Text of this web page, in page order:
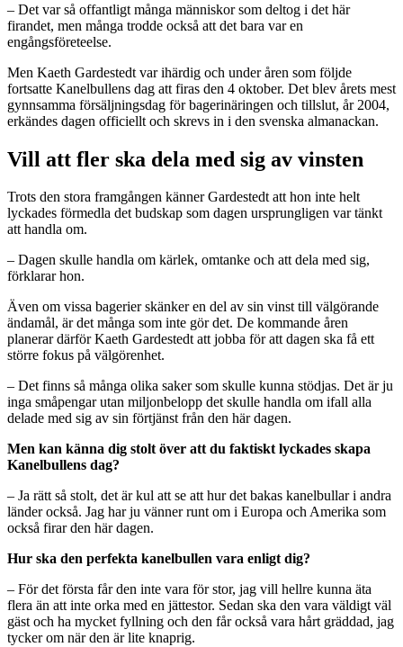
– Det var så offantligt många människor som deltog i det här
firandet, men många trodde också att det bara var en
engångsföreteelse.
Men Kaeth Gardestedt var ihärdig och under åren som följde
fortsatte Kanelbullens dag att firas den 4 oktober. Det blev årets mest
gynnsamma försäljningsdag för bagerinäringen och tillslut, år 2004,
erkändes dagen officiellt och skrevs in i den svenska almanackan.
Vill att fler ska dela med sig av vinsten
Trots den stora framgången känner Gardestedt att hon inte helt
lyckades förmedla det budskap som dagen ursprungligen var tänkt
att handla om.
– Dagen skulle handla om kärlek, omtanke och att dela med sig,
förklarar hon.
Även om vissa bagerier skänker en del av sin vinst till välgörande
ändamål, är det många som inte gör det. De kommande åren
planerar därför Kaeth Gardestedt att jobba för att dagen ska få ett
större fokus på välgörenhet.
– Det finns så många olika saker som skulle kunna stödjas. Det är ju
inga småpengar utan miljonbelopp det skulle handla om ifall alla
delade med sig av sin förtjänst från den här dagen.
Men kan känna dig stolt över att du faktiskt lyckades skapa
Kanelbullens dag?
– Ja rätt så stolt, det är kul att se att hur det bakas kanelbullar i andra
länder också. Jag har ju vänner runt om i Europa och Amerika som
också firar den här dagen.
Hur ska den perfekta kanelbullen vara enligt dig?
– För det första får den inte vara för stor, jag vill hellre kunna äta
flera än att inte orka med en jättestor. Sedan ska den vara väldigt väl
gäst och ha mycket fyllning och den får också vara hårt gräddad, jag
tycker om när den är lite knaprig.